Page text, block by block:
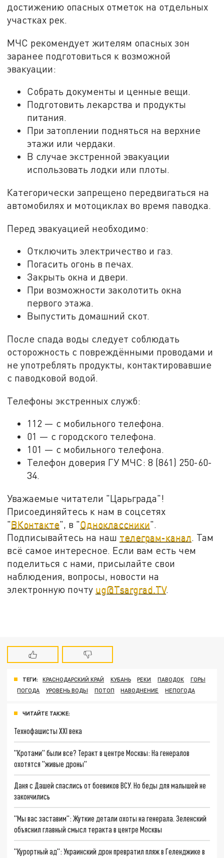
достижению опасных отметок на отдельных
участках рек.
МЧС рекомендует жителям опасных зон
заранее подготовиться к возможной
эвакуации:
Собрать документы и ценные вещи.
Подготовить лекарства и продукты
питания.
При затоплении подняться на верхние
этажи или чердаки.
В случае экстренной эвакуации
использовать лодки или плоты.
Категорически запрещено передвигаться на
автомобилях и мотоциклах во время паводка.
Перед эвакуацией необходимо:
Отключить электричество и газ.
Погасить огонь в печах.
Закрыть окна и двери.
При возможности заколотить окна
первого этажа.
Выпустить домашний скот.
После спада воды следует соблюдать
осторожность с повреждёнными проводами и
не употреблять продукты, контактировавшие
с паводковой водой.
Телефоны экстренных служб:
112 — с мобильного телефона.
01 — с городского телефона.
101 — с мобильного телефона.
Телефон доверия ГУ МЧС: 8 (861) 250-60-
34.
Уважаемые читатели "Царьграда"!
Присоединяйтесь к нам в соцсетях
"ВКонтакте", в "Одноклассники".
Подписывайтесь на наш телеграм-канал. Там
всё самое интересное. Если вам есть чем
поделиться с нами, присылайте свои
наблюдения, вопросы, новости на
электронную почту ug@Tsargrad.TV.
ТЕГИ: КРАСНОДАРСКИЙ КРАЙ КУБАНЬ РЕКИ ПАВОДОК
ГОРЫ
ПОГОДА
УРОВЕНЬ ВОДЫ ПОТОП НАВОДНЕНИЕ НЕПОГОДА
ЧИТАЙТЕ ТАКЖЕ:
Технофашисты XXI века
"Кротами" были все? Теракт в центре Москвы: На генералов
охотятся "живые дроны"
Даня с Дашей спаслись от боевиков ВСУ. Но беды для малышей не
закончились
"Мы вас заставим": Жуткие детали охоты на генерала. Зеленский
объяснил главный смысл теракта в центре Москвы
"Курортный ад": Украинский дрон превратил пляж в Геленджике в